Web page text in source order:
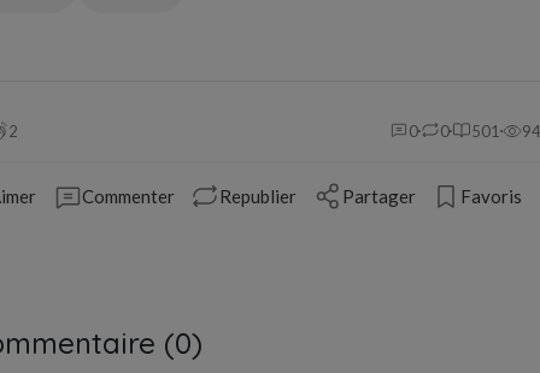
2 0 0 501
Commenter Republier Partager Favoris
(0)